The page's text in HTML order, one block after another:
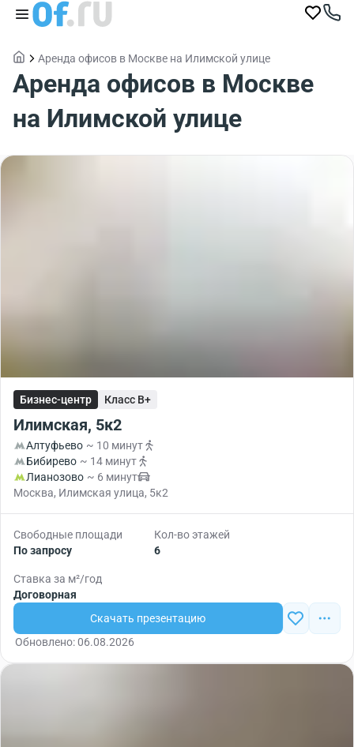
Аренда офисов в Москве на Илимской улице
Аренда офисов в Москве
на Илимской улице
Бизнес-центр Класс B+
Илимская, 5к2
Алтуфьево ~ 10 минут
Бибирево ~ 14 минут
Лианозово ~ 6 минут
Москва, Илимская улица, 5к2
Свободные площади
По запросу
Кол-во этажей
6
Ставка за м²/год
Договорная
Скачать презентацию
Обновлено: 06.08.2026